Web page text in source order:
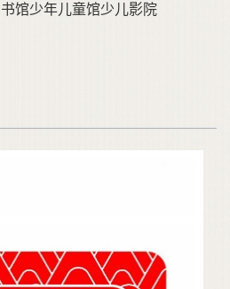
馆少年儿童馆少儿影院